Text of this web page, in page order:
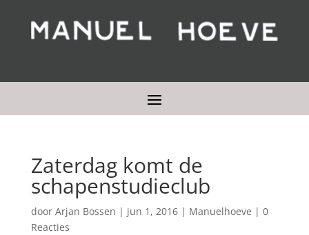
Zaterdag komt de
schapenstudieclub
door Arjan Bossen | jun 1, 2016| Manuelhoeve | 0
Reacties